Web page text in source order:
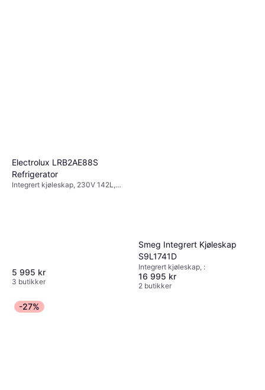
Electrolux LRB2AE88S
Refrigerator
Integrert kjøleskap, 230V 142L,
5 995 kr
3 butikker
Smeg Integrert Kjøleskap
S9L1741D
Integrert kjøleskap, :
16 995 kr
2 butikker
-27%